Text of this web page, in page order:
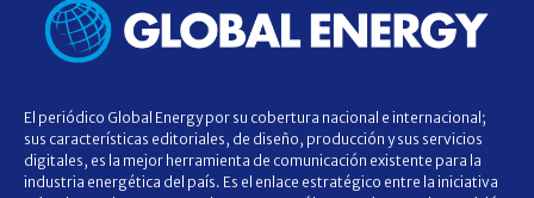
El periódico Global Energy por su cobertura nacional e internacional;
sus características editoriales, de diseño, producción y sus servicios
digitales, es la mejor herramienta de comunicación existente para la
industria energética del país. Es el enlace estratégico entre la iniciativa